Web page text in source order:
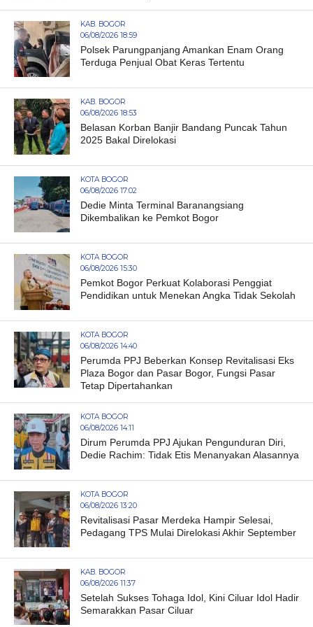
KAB. BOGOR
06/08/2026 18:59
Polsek Parungpanjang Amankan Enam Orang
Terduga Penjual Obat Keras Tertentu
KAB. BOGOR
06/08/2026 18:53
Belasan Korban Banjir Bandang Puncak Tahun
2025 Bakal Direlokasi
KOTA BOGOR
06/08/2026 17:02
Dedie Minta Terminal Baranangsiang
Dikembalikan ke Pemkot Bogor
KOTA BOGOR
06/08/2026 15:30
Pemkot Bogor Perkuat Kolaborasi Penggiat
Pendidikan untuk Menekan Angka Tidak Sekolah
KOTA BOGOR
06/08/2026 14:40
Perumda PPJ Beberkan Konsep Revitalisasi Eks
Plaza Bogor dan Pasar Bogor, Fungsi Pasar
Tetap Dipertahankan
KOTA BOGOR
06/08/2026 14:11
Dirum Perumda PPJ Ajukan Pengunduran Diri,
Dedie Rachim: Tidak Etis Menanyakan Alasannya
KOTA BOGOR
06/08/2026 13:20
Revitalisasi Pasar Merdeka Hampir Selesai,
Pedagang TPS Mulai Direlokasi Akhir September
KAB. BOGOR
06/08/2026 11:37
Setelah Sukses Tohaga Idol, Kini Ciluar Idol Hadir
Semarakkan Pasar Ciluar